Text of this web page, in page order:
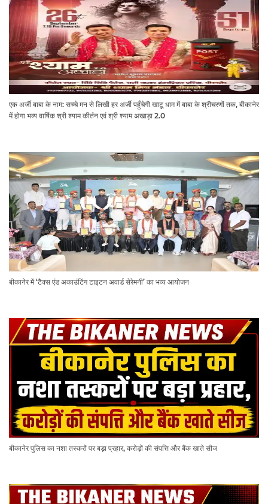
एक अर्जी बाबा के नाम: सच्चे मन से लिखी हर अर्जी पहुँचेगी खाटू धाम में बाबा के श्रीचरणों तक, बीकानेर
में होगा भव्य वार्षिक श्री श्याम कीर्तन एवं श्री श्याम अखाड़ा 2.0
बीकानेर में ‘टैक्स एंड अकाउंटिंग टाइटन अवार्ड सेरेमनी’ का भव्य आयोजन
बीकानेर पुलिस का नशा तस्करों पर बड़ा प्रहार, करोड़ों की संपत्ति और बैंक खाते सीज